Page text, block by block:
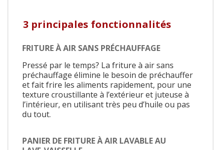
3 principales fonctionnalités
FRITURE À AIR SANS PRÉCHAUFFAGE
Pressé par le temps? La friture à air sans
préchauffage élimine le besoin de préchauffer
et fait frire les aliments rapidement, pour une
texture croustillante à l’extérieur et juteuse à
l’intérieur, en utilisant très peu d’huile ou pas
du tout.
PANIER DE FRITURE À AIR LAVABLE AU